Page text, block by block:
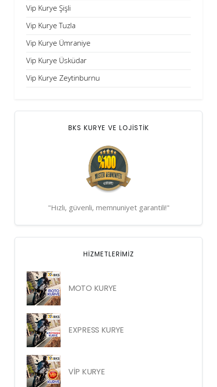
Vip Kurye Şişli
Vip Kurye Tuzla
Vip Kurye Ümraniye
Vip Kurye Üsküdar
Vip Kurye Zeytinburnu
BKS KURYE VE LOJİSTİK
"Hızlı, güvenli, memnuniyet garantili!"
HIZMETLERIMIZ
MOTO KURYE
EXPRESS KURYE
VİP KURYE